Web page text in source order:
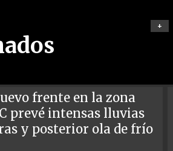
+
frente en la zona
prevé intensas lluvias
y posterior ola de frío